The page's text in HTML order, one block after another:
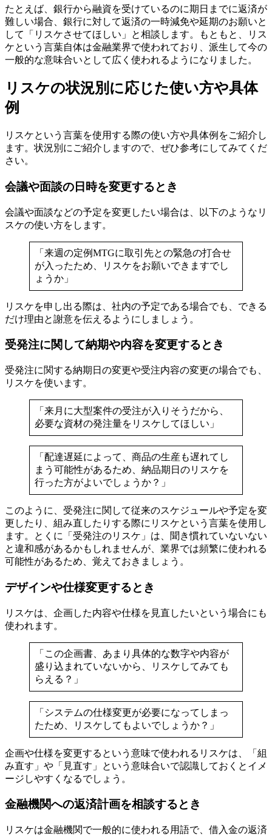
たとえば、銀行から融資を受けているのに期日までに返済が
難しい場合、銀行に対して返済の一時減免や延期のお願いと
して「リスケさせてほしい」と相談します。もともと、リス
ケという言葉自体は金融業界で使われており、派生して今の
一般的な意味合いとして広く使われるようになりました。
リスケの状況別に応じた使い方や具体
例
リスケという言葉を使用する際の使い方や具体例をご紹介し
ます。状況別にご紹介しますので、ぜひ参考にしてみてくだ
さい。
会議や面談の日時を変更するとき
会議や面談などの予定を変更したい場合は、以下のようなリ
スケの使い方をします。
「来週の定例MTGに取引先との緊急の打合せ
が入ったため、リスケをお願いできますでし
ょうか」
リスケを申し出る際は、社内の予定である場合でも、できる
だけ理由と謝意を伝えるようにしましょう。
受発注に関して納期や内容を変更するとき
受発注に関する納期日の変更や受注内容の変更の場合でも、
リスケを使います。
「来月に大型案件の受注が入りそうだから、
必要な資材の発注量をリスケしてほしい」
「配達遅延によって、商品の生産も遅れてし
まう可能性があるため、納品期日のリスケを
行った方がよいでしょうか？」
このように、受発注に関して従来のスケジュールや予定を変
更したり、組み直したりする際にリスケという言葉を使用し
ます。とくに「受発注のリスケ」は、聞き慣れていないない
と違和感があるかもしれませんが、業界では頻繁に使われる
可能性があるため、覚えておきましょう。
デザインや仕様変更するとき
リスケは、企画した内容や仕様を見直したいという場合にも
使われます。
「この企画書、あまり具体的な数字や内容が
盛り込まれていないから、リスケしてみても
らえる？」
「システムの仕様変更が必要になってしまっ
たため、リスケしてもよいでしょうか？」
企画や仕様を変更するという意味で使われるリスケは、「組
み直す」や「見直す」という意味合いで認識しておくとイメ
ージしやすくなるでしょう。
金融機関への返済計画を相談するとき
リスケは金融機関で一般的に使われる用語で、借入金の返済